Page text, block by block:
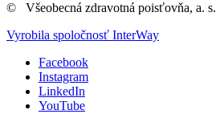
© Všeobecná zdravotná poisťovňa, a. s.
Vyrobila spoločnosť InterWay
Facebook
Instagram
LinkedIn
YouTube